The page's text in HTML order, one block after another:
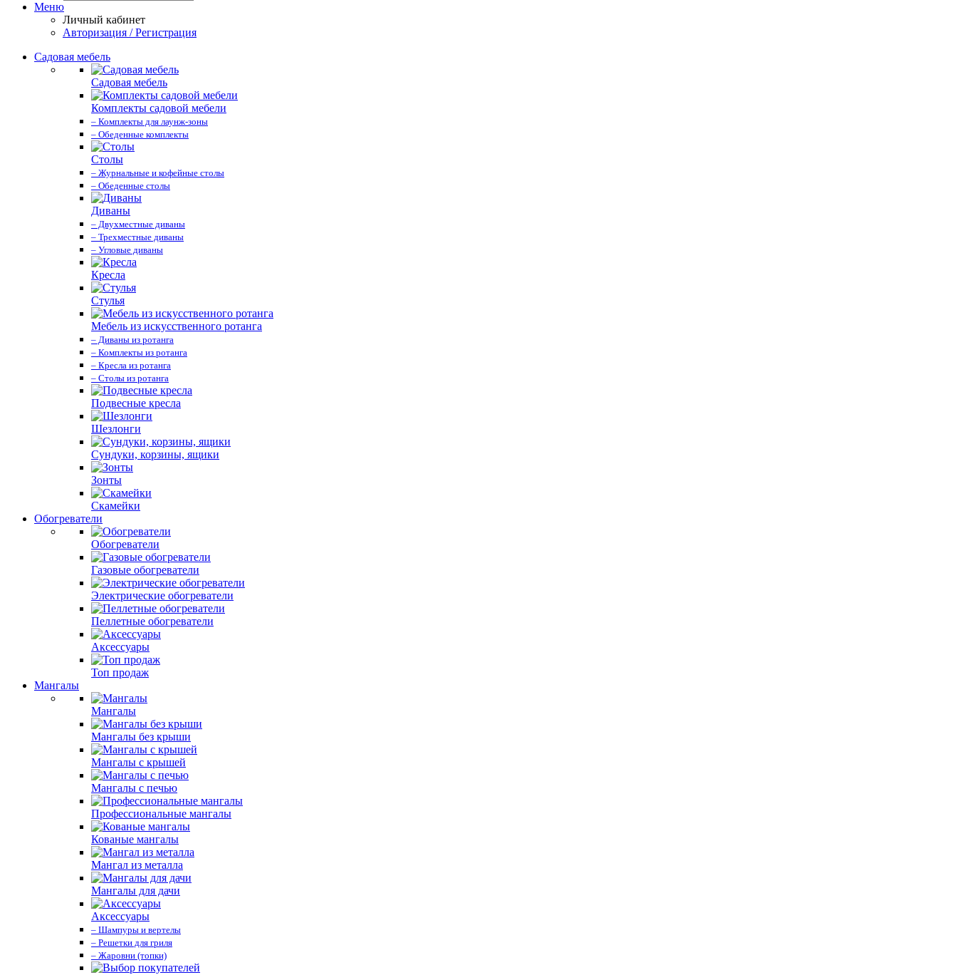
Меню
Личный кабинет
Авторизация / Регистрация
Садовая мебель
Садовая мебель
Комплекты садовой мебели
– Комплекты для лаунж-зоны
– Обеденные комплекты
Столы
– Журнальные и кофейные столы
– Обеденные столы
Диваны
– Двухместные диваны
– Трехместные диваны
– Угловые диваны
Кресла
Стулья
Мебель из искусственного ротанга
– Диваны из ротанга
– Комплекты из ротанга
– Кресла из ротанга
– Столы из ротанга
Подвесные кресла
Шезлонги
Сундуки, корзины, ящики
Зонты
Скамейки
Обогреватели
Обогреватели
Газовые обогреватели
Электрические обогреватели
Пеллетные обогреватели
Аксессуары
Топ продаж
Мангалы
Мангалы
Мангалы без крыши
Мангалы с крышей
Мангалы с печью
Профессиональные мангалы
Кованые мангалы
Мангал из металла
Мангалы для дачи
Аксессуары
– Шампуры и вертелы
– Решетки для гриля
– Жаровни (топки)